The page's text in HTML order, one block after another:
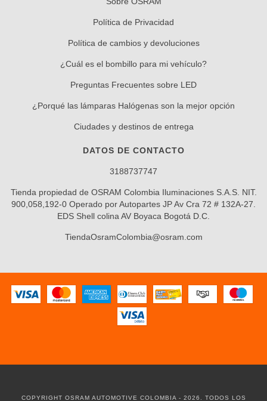
Política de Privacidad
Política de cambios y devoluciones
¿Cuál es el bombillo para mi vehículo?
Preguntas Frecuentes sobre LED
¿Porqué las lámparas Halógenas son la mejor opción
Ciudades y destinos de entrega
DATOS DE CONTACTO
3188737747
Tienda propiedad de OSRAM Colombia Iluminaciones S.A.S. NIT.
900,058,192-0 Operado por Autopartes JP Av Cra 72 # 132A-27.
EDS Shell colina AV Boyaca Bogotá D.C.
TiendaOsramColombia@osram.com
COPYRIGHT OSRAM AUTOMOTIVE COLOMBIA - 2026. TODOS LOS